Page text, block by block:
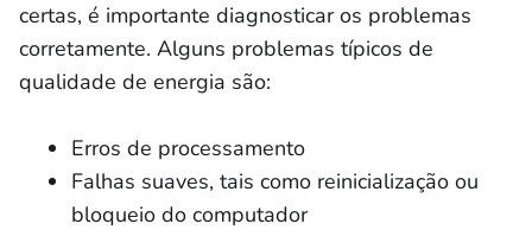
certas, é importante diagnosticar os problemas
corretamente. Alguns problemas típicos de
qualidade de energia são:
Erros de processamento
Falhas suaves, tais como reinicialização ou
bloqueio do computador